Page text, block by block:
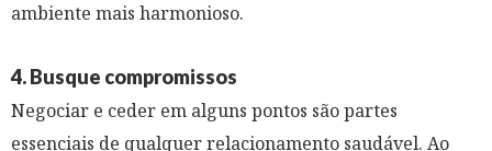
ambiente mais harmonioso.
4. Busque compromissos
Negociar e ceder em alguns pontos são partes
essenciais de qualquer relacionamento saudável. Ao